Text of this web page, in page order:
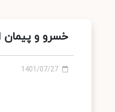
خسرو و پیمان
1401/07/27